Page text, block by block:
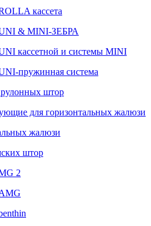
кассета
& MINI-ЗЕБРА
кассетной и системы MINI
пружинная система
штор
для горизонтальных жалюзи
жалюзи
штор
2